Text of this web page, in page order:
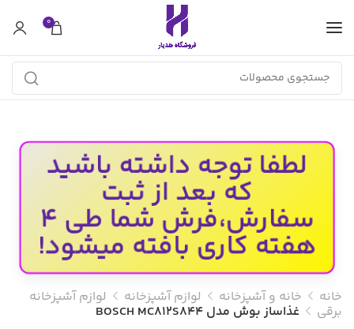
0
لطفا توجه داشته باشید
که بعد از ثبت
سفارش،فرش شما طی 4
هفته کاری بافته میشود!
خانه خانه و آشپزخانه لوازم آشپزخانه لوازم آشپزخانه
برقی غذاساز بوش مدل BOSCH MC812S844